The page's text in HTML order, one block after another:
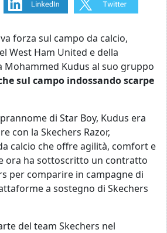
forza sul campo da calcio,
West Ham United e della
Mohammed Kudus al suo gruppo
sul campo indossando scarpe
di Star Boy, Kudus era
con la Skechers Razor,
calcio che offre agilità, comfort e
ora ha sottoscritto un contratto
per comparire in campagne di
a sostegno di Skechers
del team Skechers nel